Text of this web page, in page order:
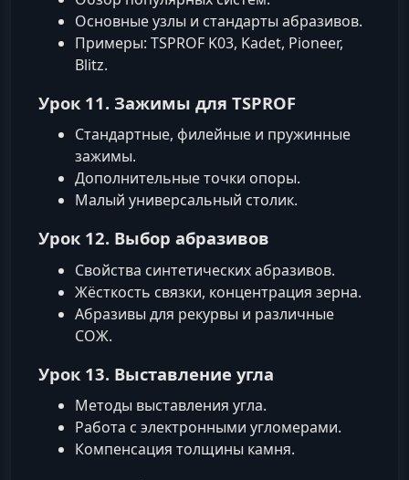
Основные узлы и стандарты абразивов.
Примеры: TSPROF K03, Kadet, Pioneer,
Blitz.
Урок 11. Зажимы для TSPROF
Стандартные, филейные и пружинные
зажимы.
Дополнительные точки опоры.
Малый универсальный столик.
Урок 12. Выбор абразивов
Свойства синтетических абразивов.
Жёсткость связки, концентрация зерна.
Абразивы для рекурвы и различные
СОЖ.
Урок 13. Выставление угла
Методы выставления угла.
Работа с электронными угломерами.
Компенсация толщины камня.